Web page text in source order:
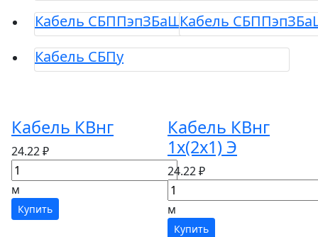
Кабель СБППэпЗБаШвКабель
Кабель СБПу
Кабель КВнг
24.22 ₽
м
Купить
Кабель КВнг
1х(2х1) Э
24.22 ₽
м
Купить